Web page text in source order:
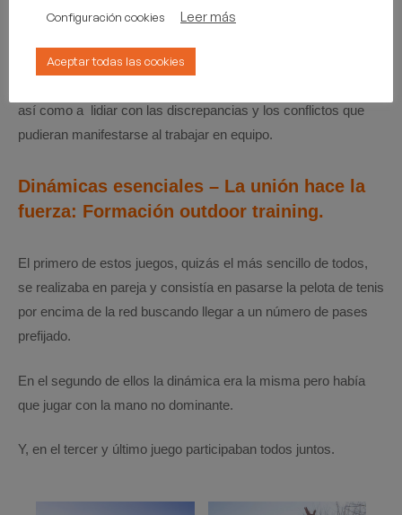
unidad.
Aprovechando las destrezas de cada individuo, aprendiendo a
así como a lidiar con las discrepancias y los conflictos que
pudieran manifestarse al trabajar en equipo.
Dinámicas esenciales – La unión hace la
fuerza: Formación outdoor training.
El primero de estos juegos, quizás el más sencillo de todos,
se realizaba en pareja y consistía en pasarse la pelota de tenis
por encima de la red buscando llegar a un número de pases
prefijado.
En el segundo de ellos la dinámica era la misma pero había
que jugar con la mano no dominante.
Y, en el tercer y último juego participaban todos juntos.
Configuración cookies Leer más
Aceptar todas las cookies